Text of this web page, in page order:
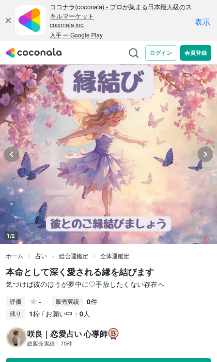
1/2
ホーム 占い 総合運鑑定 全体運鑑定
本命として深く愛される縁を結びます
気づけば彼のほうが夢中に♡手放したくない存在へ
評価 - 販売実績 0件
残り 1枠 / お願い中： 0人
咲良｜恋愛占い 心導師
総販売実績： 75件